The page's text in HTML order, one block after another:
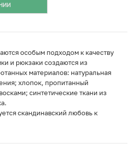
особым подходом к качеству
и рюкзаки создаются из
материалов: натуральная
хлопок, пропитанный
синтетические ткани из
скандинавский любовь к